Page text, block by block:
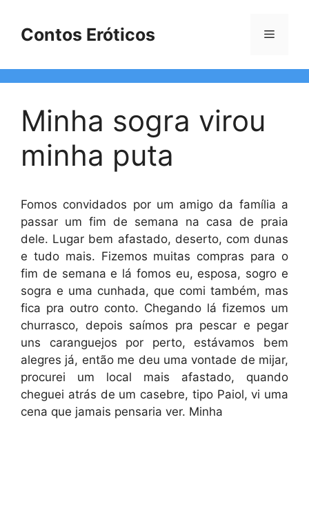
Contos Eróticos Menu
Minha sogra virou
minha puta
Fomos convidados por um amigo da família a
passar um fim de semana na casa de praia
dele. Lugar bem afastado, deserto, com dunas
e tudo mais. Fizemos muitas compras para o
fim de semana e lá fomos eu, esposa, sogro e
sogra e uma cunhada, que comi também, mas
fica pra outro conto. Chegando lá fizemos um
churrasco, depois saímos pra pescar e pegar
uns caranguejos por perto, estávamos bem
alegres já, então me deu uma vontade de mijar,
procurei um local mais afastado, quando
cheguei atrás de um casebre, tipo Paiol, vi uma
cena que jamais pensaria ver. Minha